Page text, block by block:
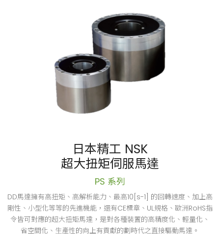
日本精工 NSK
超大扭矩伺服馬達
PS 系列
DD馬達擁有高扭矩、高解析能力、最高10[s-1] 的回轉速度、加上高
剛性、小型化等等的先進機能，還有CE標章、UL規格、歐洲RoHS指
令皆可對應的超大扭矩馬達，是對各種裝置的高精度化、輕量化、
省空間化、生產性的向上有貢獻的劃時代之直接驅動馬達。